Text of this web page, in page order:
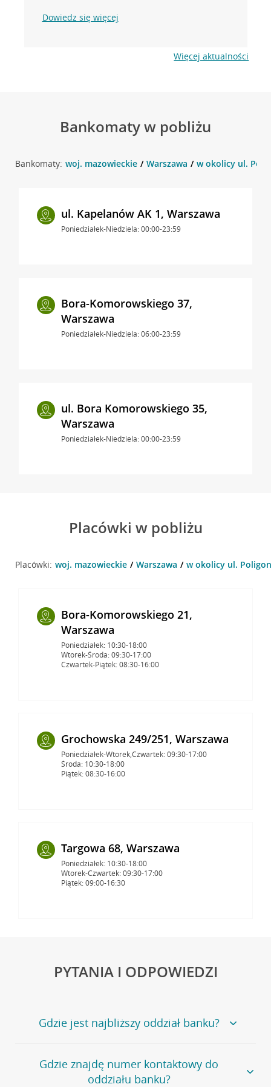
Dowiedz się więcej
Więcej aktualności
Bankomaty w pobliżu
Bankomaty: woj. mazowieckie Warszawa w okolicy ul.
ul. Kapelanów AK 1, Warszawa
Poniedziałek-Niedziela: 00:00-23:59
Bora-Komorowskiego 37,
Warszawa
Poniedziałek-Niedziela: 06:00-23:59
ul. Bora Komorowskiego 35,
Warszawa
Poniedziałek-Niedziela: 00:00-23:59
Placówki w pobliżu
Placówki: woj. mazowieckie Warszawa w okolicy ul.
Bora-Komorowskiego 21,
Warszawa
Poniedziałek: 10:30-18:00
Wtorek-Środa: 09:30-17:00
Czwartek-Piątek: 08:30-16:00
Grochowska 249/251, Warszawa
Poniedziałek-Wtorek,Czwartek: 09:30-17:00
Środa: 10:30-18:00
Piątek: 08:30-16:00
Targowa 68, Warszawa
Poniedziałek: 10:30-18:00
Wtorek-Czwartek: 09:30-17:00
Piątek: 09:00-16:30
PYTANIA I ODPOWIEDZI
Gdzie jest najbliższy oddział banku?
Jeśli szukasz oddziału naszego banku, zapraszamy na
stronęPlacówki i bankomaty, na której znajduje się
wygodna wyszukiwarka.
Gdzie znajdę numer kontaktowy do
oddziału banku?